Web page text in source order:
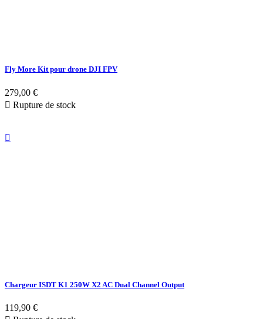
Fly More Kit pour drone DJI FPV
279,00 €
 Rupture de stock

Chargeur ISDT K1 250W X2 AC Dual Channel Output
119,90 €